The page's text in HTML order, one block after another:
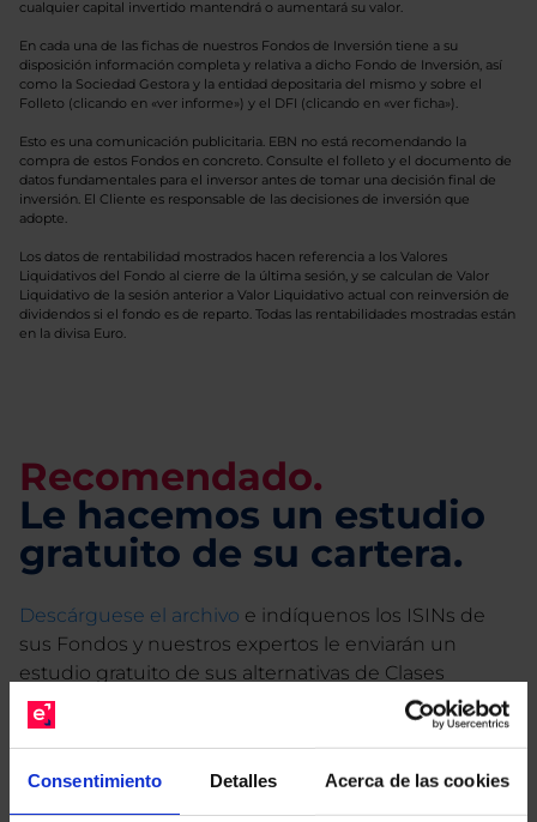
Consentimiento Detalles Acerca de las cookies
cualquier capital invertido mantendrá o aumentará su valor.
En cada una de las fichas de nuestros Fondos de Inversión tiene a su
disposición información completa y relativa a dicho Fondo de Inversión, así
como la Sociedad Gestora y la entidad depositaria del mismo y sobre el
Folleto (clicando en «ver informe») y el DFI (clicando en «ver ficha»).
Esto es una comunicación publicitaria. EBN no está recomendando la
compra de estos Fondos en concreto. Consulte el folleto y el documento de
datos fundamentales para el inversor antes de tomar una decisión final de
inversión. El Cliente es responsable de las decisiones de inversión que
adopte.
Los datos de rentabilidad mostrados hacen referencia a los Valores
Liquidativos del Fondo al cierre de la última sesión, y se calculan de Valor
Liquidativo de la sesión anterior a Valor Liquidativo actual con reinversión de
dividendos si el fondo es de reparto. Todas las rentabilidades mostradas están
en la divisa Euro.
Recomendado.
Le hacemos un estudio
gratuito de su cartera.
Descárguese el archivo e indíquenos los ISINs de
sus Fondos y nuestros expertos le enviarán un
estudio gratuito de sus alternativas de Clases
Limpias con las que podrá ahorrar en sus costes.